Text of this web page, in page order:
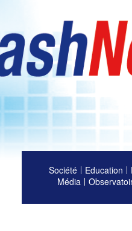
Société Education
Média